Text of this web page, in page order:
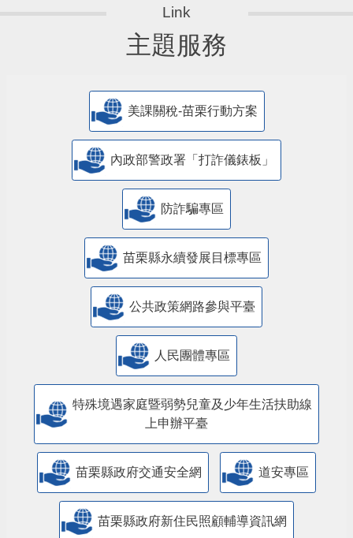
主題服務
美課關稅-苗栗行動方案
內政部警政署「打詐儀錶板」
防詐騙專區
苗栗縣永續發展目標專區
公共政策網路參與平臺
人民團體專區
特殊境遇家庭暨弱勢兒童及少年生活扶助線
上申辦平臺
苗栗縣政府交通安全網 道安專區
苗栗縣政府新住民照顧輔導資訊網